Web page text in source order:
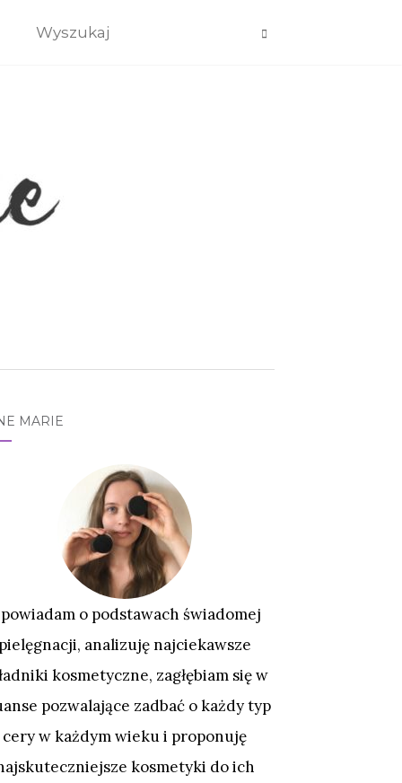
MARIE
o podstawach świadomej
analizuję najciekawsze
kosmetyczne, zagłębiam się w
pozwalające zadbać o każdy typ
cery w każdym wieku i proponuję
kosmetyki do ich